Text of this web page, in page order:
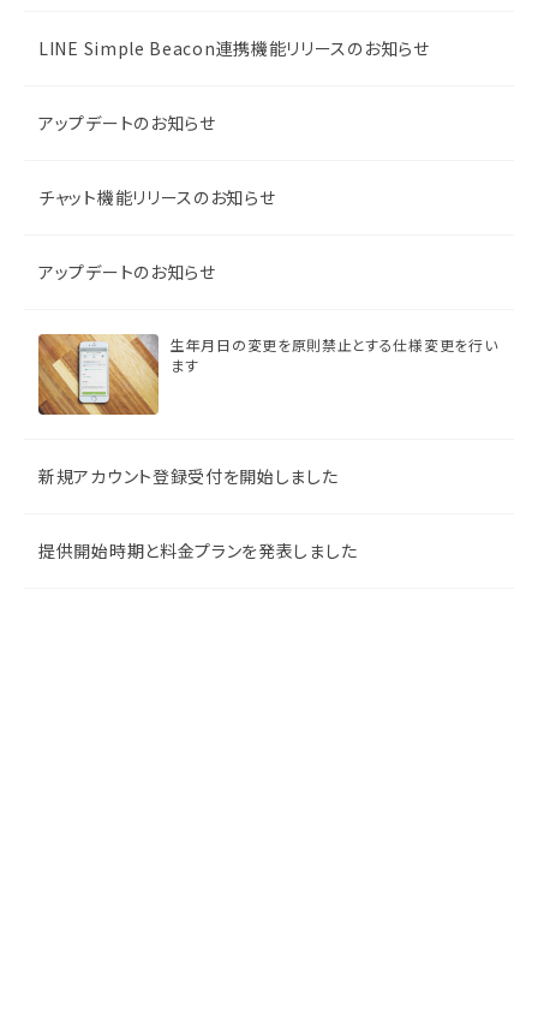
LINE Simple Beacon連携機能リリースのお知らせ
アップデートのお知らせ
チャット機能リリースのお知らせ
アップデートのお知らせ
生年月日の変更を原則禁止とする仕様変更を行い
ます
新規アカウント登録受付を開始しました
提供開始時期と料金プランを発表しました